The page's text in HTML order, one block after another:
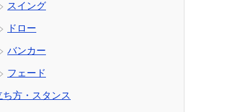
スイング
ドロー
バンカー
フェード
ち方・スタンス